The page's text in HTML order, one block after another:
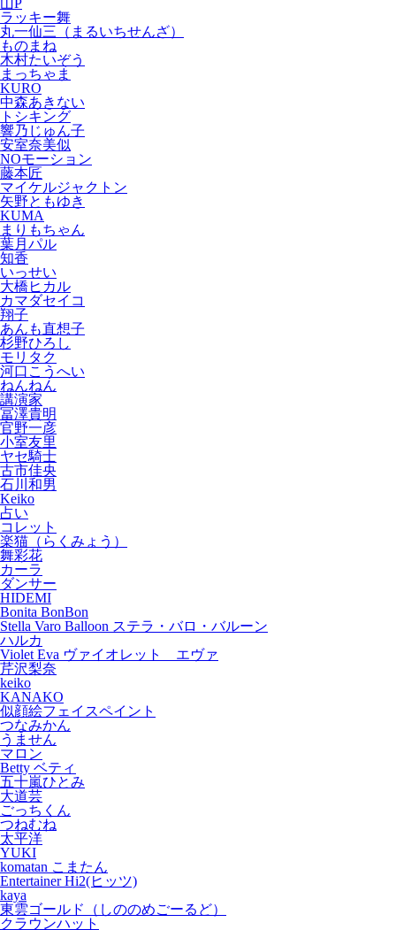
山P
ラッキー舞
丸一仙三（まるいちせんざ）
ものまね
木村たいぞう
まっちゃま
KURO
中森あきない
トシキング
響乃じゅん子
安室奈美似
NOモーション
藤本匠
マイケルジャクトン
矢野ともゆき
KUMA
まりもちゃん
葉月パル
知香
いっせい
大橋ヒカル
カマダセイコ
翔子
あんも直想子
杉野ひろし
モリタク
河口こうへい
ねんねん
講演家
冨澤貴明
官野一彦
小室友里
ヤセ騎士
古市佳央
石川和男
Keiko
占い
コレット
楽猫（らくみょう）
舞彩花
カーラ
ダンサー
HIDEMI
Bonita BonBon
Stella Varo Balloon ステラ・バロ・バルーン
ハルカ
Violet Eva ヴァイオレット エヴァ
芹沢梨奈
keiko
KANAKO
似顔絵フェイスペイント
つなみかん
うません
マロン
Betty ベティ
五十嵐ひとみ
大道芸
ごっちくん
つねむね
太平洋
YUKI
komatan こまたん
Entertainer Hi2(ヒッツ)
kaya
東雲ゴールド（しののめごーるど）
クラウンハット